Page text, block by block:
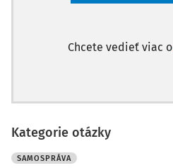
Chcete vedieť viac o
Kategorie otázky
SAMOSPRÁVA